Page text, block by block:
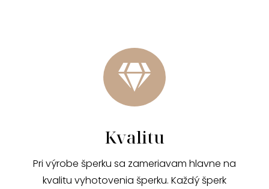

Kvalitu
Pri výrobe šperku sa zameriavam hlavne na
kvalitu vyhotovenia šperku. Každý šperk